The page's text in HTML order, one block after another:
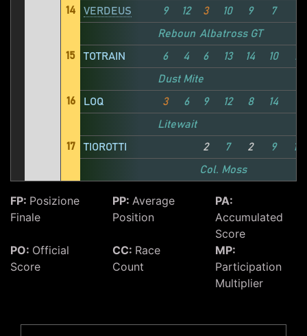
14
VERDEUS 9 12 3 10 9 7
Rebound 4X4Albatross GT
15
TOTRAIN 6 4 6 13 14 10 12
Dust Mite
16
LOQ 3 6 9 12 8 14
Litewait
17
TIOROTTI 2 7 2 9 14
Col. Moss
FP: Posizione
Finale
PP:Average
Position
PA:
Accumulated
Score
PO: Official
Score
CC: Race
Count
MP:
Participation
Multiplier